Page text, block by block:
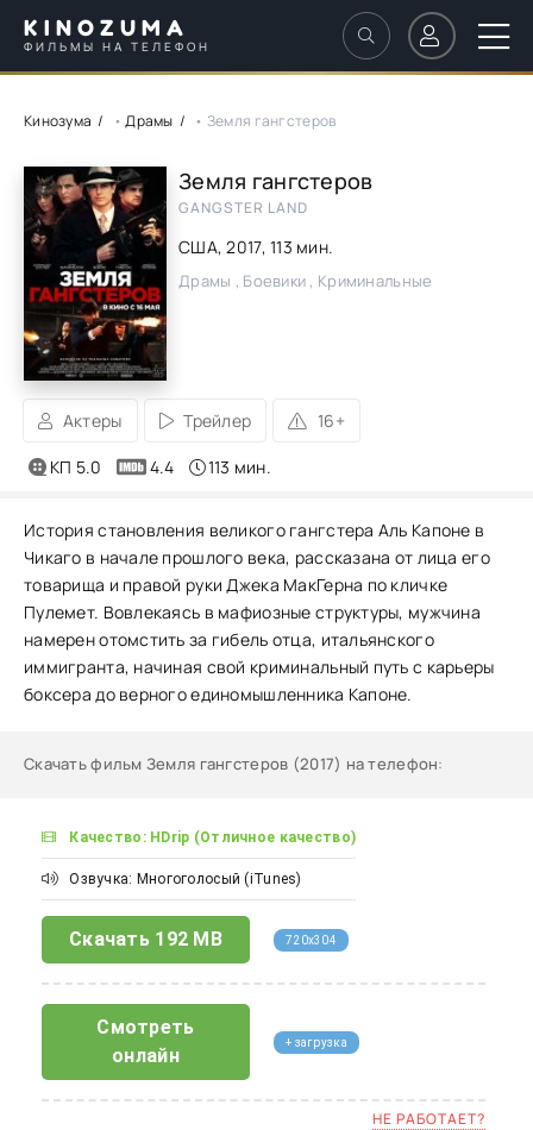
KINOZUMA
ФИЛЬМЫ НА ТЕЛЕФОН
Кинозума •Драмы • Земля гангстеров
Земля гангстеров
GANGSTER LAND
США,2017, 113 мин.
Драмы , Боевики , Криминальные
Актеры Трейлер 16+
КП 5.0 4.4 113 мин.
История становления великого гангстера Аль Капоне в
Чикаго в начале прошлого века, рассказана от лица его
товарища и правой руки Джека МакГерна по кличке
Пулемет. Вовлекаясь в мафиозные структуры, мужчина
намерен отомстить за гибель отца, итальянского
иммигранта, начиная свой криминальный путь с карьеры
боксера до верного единомышленника Капоне.
Скачать фильм Земля гангстеров (2017) на телефон:
Качество: HDrip (Отличное качество)
Озвучка: Многоголосый (iTunes)
Скачать 192 MB 720x304
Смотреть
онлайн
+ загрузка
НЕ РАБОТАЕТ?